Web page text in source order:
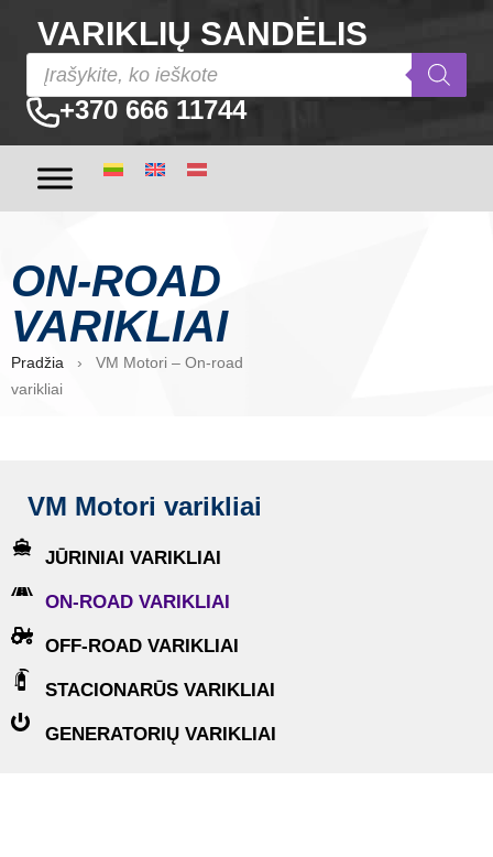
VARIKLIŲ SANDĖLIS
+370 666 11744
ON-ROAD
VARIKLIAI
Pradžia › VM Motori – On-road
varikliai
VM Motori varikliai
JŪRINIAI VARIKLIAI
ON-ROAD VARIKLIAI
OFF-ROAD VARIKLIAI
STACIONARŪS VARIKLIAI
GENERATORIŲ VARIKLIAI